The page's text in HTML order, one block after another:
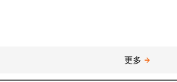
更多